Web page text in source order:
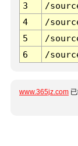
3 /
4
/
5
/
6
/
www.365jz.com